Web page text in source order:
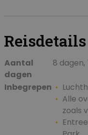
Reisdetails
Aantal
dagen
8
Inbegrepen
Alle
zoals